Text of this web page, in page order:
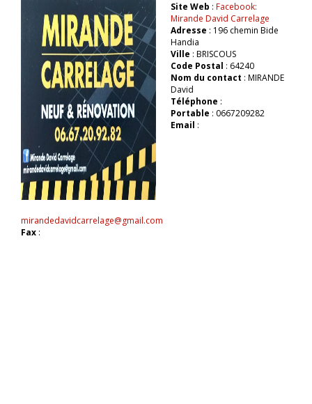
Site Web :Facebook:
Mirande David Carrelage
Adresse : 196 chemin Bide
Handia
Ville : BRISCOUS
Code Postal : 64240
Nom du contact : MIRANDE
David
Téléphone :
Portable : 0667209282
Email :
mirandedavidcarrelage@gmail.com
Fax :